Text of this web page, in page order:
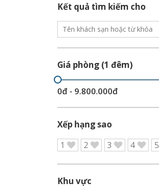
Kết quả tìm kiếm cho
Giá phòng (1 đêm)
0đ - 9.800.000đ
Xếp hạng sao
1
2 3 4 5
Khu vực